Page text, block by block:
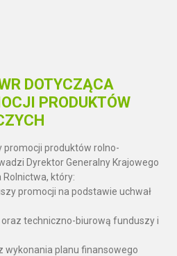
DOTYCZĄCA
PRODUKTÓW
promocji produktów rolno-
Dyrektor Generalny Krajowego
Rolnictwa, który:
promocji na podstawie uchwał
oraz techniczno-biurową funduszy i
wykonania planu finansowego